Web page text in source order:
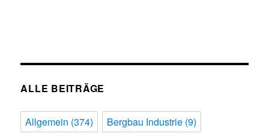
ALLE BEITRÄGE
Allgemein (374) Bergbau Industrie (9)